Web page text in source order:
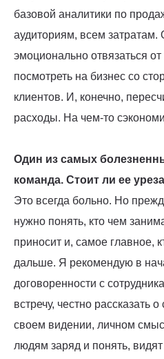
базовой аналитики по
аудиториям, всем затратам.
эмоционально отвязаться от
посмотреть на бизнес со
клиентов. И, конечно,
расходы. На чем-то
Один из самых
команда. Стоит ли ее
Это всегда больно. Но
нужно понять, кто чем
приносит и, самое главное,
дальше. Я рекомендую в
договоренности с
встречу, честно рассказать
своем видении, личном
людям заряд и понять,